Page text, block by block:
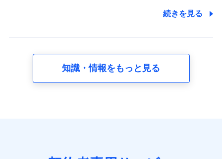
の内容、保険料、保険料のお支払方法、車のメーカーや
走行距離などの情報、建物の構造や築年数などの情報、
険契約に関する情報。例として、保険契約者及び被保険
続きを見る
知識・情報をもっと見る